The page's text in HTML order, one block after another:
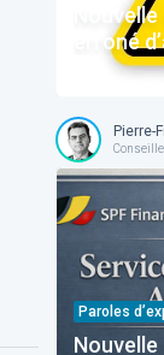
erroné
Pierre-
Paroles
Nouvelle